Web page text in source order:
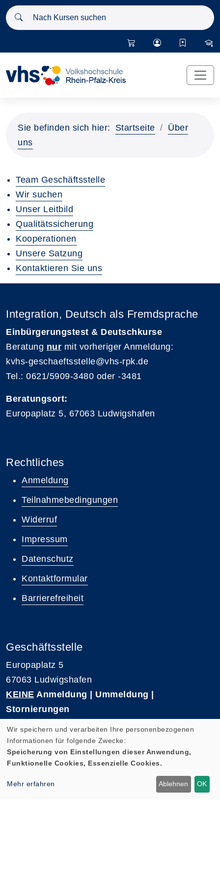
Nach Kursen suchen
Sie befinden sich hier: Startseite
Über
uns
Team Geschäftsstelle
Wir suchen
Unser Leitbild
Qualitätssicherung
Kooperationen
Unsere Satzung
Kontaktieren Sie uns
Integration, Deutsch als Fremdsprache
Einbürgerungstest & Deutschkurse
Beratung nur mit vorheriger Anmeldung:
kvhs-geschaeftsstelle@vhs-rpk.de
Tel.: 0621/5909-3480 oder -3481
Beratungsort:
Europaplatz 5, 67063 Ludwigshafen
Rechtliches
Anmeldung
Teilnahmebedingungen
Widerruf
Impressum
Datenschutz
Kontaktformular
Barrierefreiheit
Geschäftsstelle
Europaplatz 5
67063 Ludwigshafen
KEINE Anmeldung | Ummeldung |
Stornierungen
E-Mail: kvhs-geschaeftsstelle@vhs-rpk.de
Wir speichern und verarbeiten Ihre personenbezogenen
Informationen für folgende Zwecke:
Speicherung von Einstellungen dieser Anwendung,
Funktionelle Cookies, Essenzielle Cookies.
Mehr erfahren Ablehnen OK